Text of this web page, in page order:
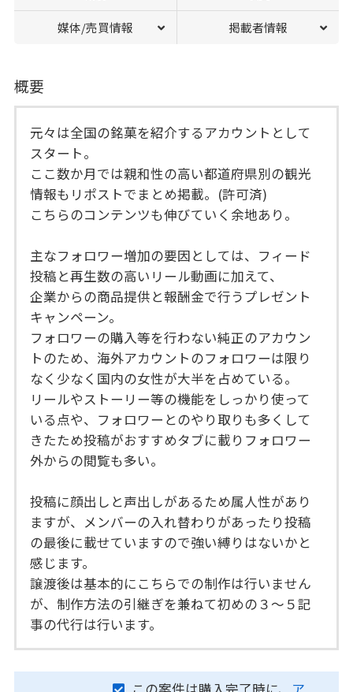
媒体/売買情報 掲載者情報
概要
元々は全国の銘菓を紹介するアカウントとして
スタート。
ここ数か月では親和性の高い都道府県別の観光
情報もリポストでまとめ掲載。(許可済)
こちらのコンテンツも伸びていく余地あり。
主なフォロワー増加の要因としては、フィード
投稿と再生数の高いリール動画に加えて、
企業からの商品提供と報酬金で行うプレゼント
キャンペーン。
フォロワーの購入等を行わない純正のアカウン
トのため、海外アカウントのフォロワーは限り
なく少なく国内の女性が大半を占めている。
リールやストーリー等の機能をしっかり使って
いる点や、フォロワーとのやり取りも多くして
きたため投稿がおすすめタブに載りフォロワー
外からの閲覧も多い。
投稿に顔出しと声出しがあるため属人性があり
ますが、メンバーの入れ替わりがあったり投稿
の最後に載せていますので強い縛りはないかと
感じます。
譲渡後は基本的にこちらでの制作は行いません
が、制作方法の引継ぎを兼ねて初めの３～５記
事の代行は行います。